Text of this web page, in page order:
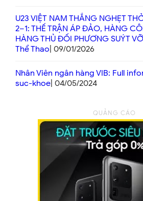
U23 VIỆT NAM THẮNG NGHẸT
2–1: THẾ TRẬN ÁP ĐẢO, HÀNG
HÀNG THỦ ĐỐI PHƯƠNG SUÝT
Thể Thao | 09/01/2026
Nhân Viên ngân hàng VIB: Full
suc-khoe | 04/05/2024